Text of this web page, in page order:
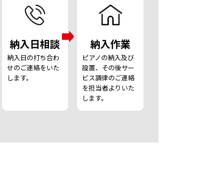
納入日相談
納入日の打ち合わ
せのご連絡をいた
します。
納入作業
ピアノの納入及び
設置、その後サー
ビス調律のご連絡
を担当者よりいた
します。